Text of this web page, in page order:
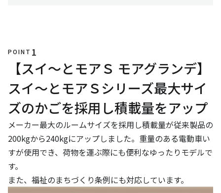
POINT 1
【スイ～とモアＳ モアグランデ】
スイ～とモアＳシリーズ最大サイ
ズのかごを採用し積載量をアップ
メーカー最大のルームサイズを採用し積載量が従来製品の
200kgから240kgにアップしました。重量のある電動車い
すが使用でき、荷物を運ぶ際にも便利なゆったりモデルで
す。
また、福祉のまちづくり条例にも対応しています。